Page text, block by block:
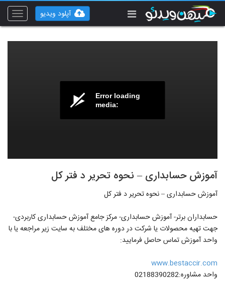
Toggle
آپلود ویدیو
Error loading
media:
آموزش حسابداری – نحوه تحریر د فتر کل
آموزش حسابداری – نحوه تحریر د فتر کل
حسابداران برتر- آموزش حسابداری- مرکز جامع آموزش حسابداری کاربردی-
جهت تهیه محصولات یا شرکت در دوره های مختلف به سایت زیر مراجعه یا با
واحد آموزش تماس حاصل فرمایید:
www.bestaccir.com
واحد مشاوره:02188390282